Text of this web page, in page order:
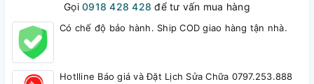
Gọi0918 428 428 để tư vấn mua hàng
Có chế độ bảo hành. Ship COD giao hàng tận nhà.
Hotlline Báo giá và Đặt Lịch Sửa Chữa 0797.253.888